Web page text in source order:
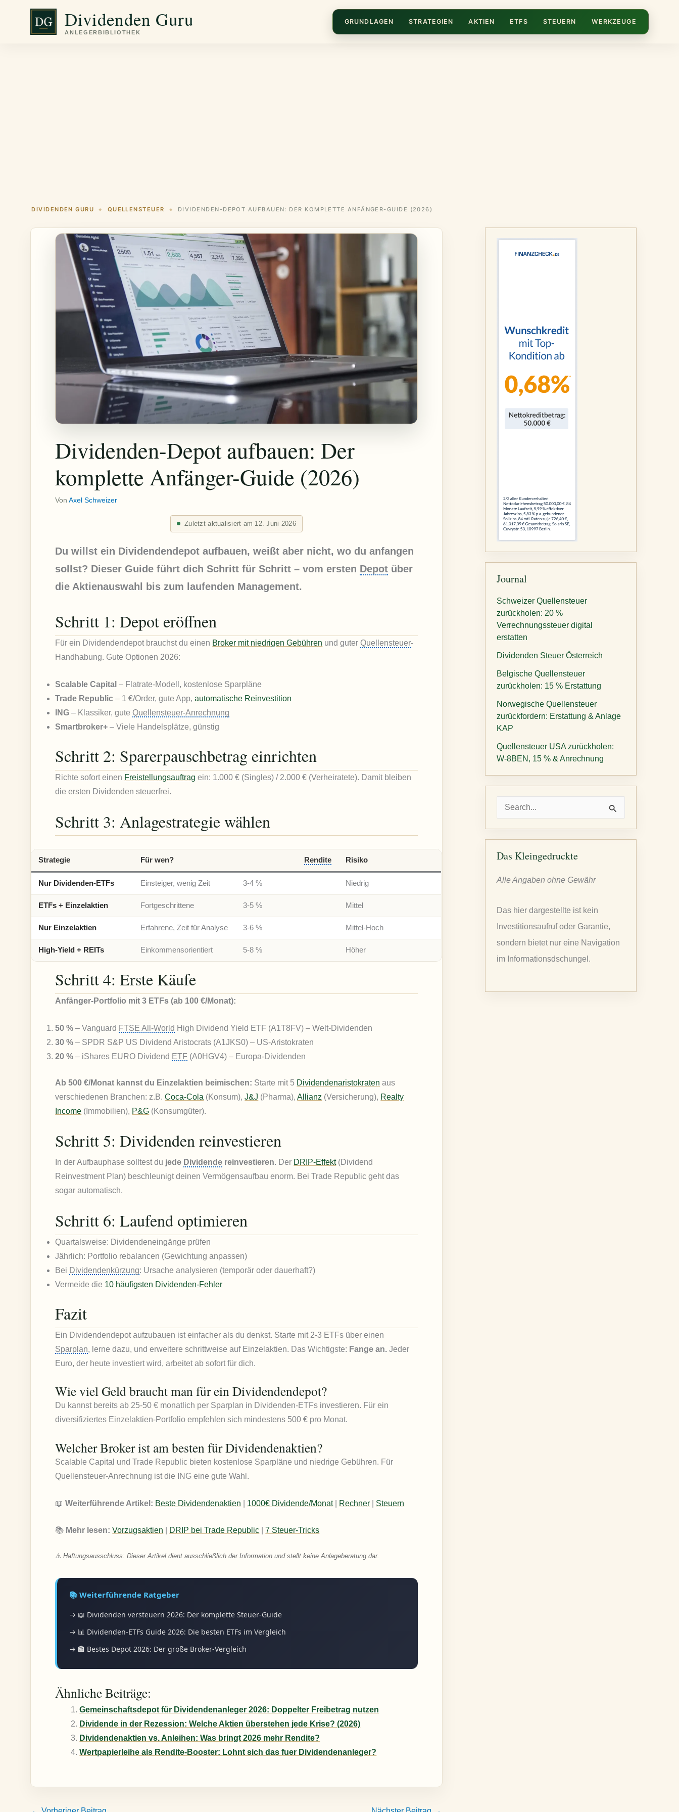
springen
Dividenden Guru GRUNDLAGEN STRATEGIEN AKTIEN ETFS STEUERN WERKZEUGE
DIVIDENDEN GURU ◆ QUELLENSTEUER ◆ DIVIDENDEN-DEPOT AUFBAUEN: DER KOMPLETTE ANFÄNGER-GUIDE (2026)
Dividenden-Depot aufbauen: Der
komplette Anfänger-Guide (2026)
VonAxel Schweizer
Zuletzt aktualisiert am 12. Juni 2026
Du willst ein Dividendendepot aufbauen, weißt aber nicht, wo du anfangen
sollst? Dieser Guide führt dich Schritt für Schritt – vom ersten Depot über
die Aktienauswahl bis zum laufenden Management.
Schritt 1: Depot eröffnen
Für ein Dividendendepot brauchst du einen Broker mit niedrigen Gebühren und guterQuellensteuer-
Handhabung. Gute Optionen 2026:
Scalable Capital – Flatrate-Modell, kostenlose Sparpläne
Trade Republic – 1 €/Order, gute App,automatische Reinvestition
ING – Klassiker, guteQuellensteuer-Anrechnung
Smartbroker+ – Viele Handelsplätze, günstig
Schritt 2: Sparerpauschbetrag einrichten
Richte sofort einen Freistellungsauftrag ein: 1.000 € (Singles) / 2.000 € (Verheiratete). Damit bleiben
die ersten Dividenden steuerfrei.
Schritt 3: Anlagestrategie wählen
Strategie Für wen? Rendite Risiko
Nur Dividenden-ETFs Einsteiger, wenig Zeit 3-4 % Niedrig
ETFs + Einzelaktien Fortgeschrittene 3-5 % Mittel
Nur Einzelaktien Erfahrene, Zeit für Analyse 3-6 % Mittel-Hoch
High-Yield + REITs Einkommensorientiert 5-8 % Höher
Schritt 4: Erste Käufe
Anfänger-Portfolio mit 3 ETFs (ab 100 €/Monat):
50 % – Vanguard FTSE All-World High Dividend Yield ETF (A1T8FV) – Welt-Dividenden
30 % – SPDR S&P US Dividend Aristocrats (A1JKS0) – US-Aristokraten
20 % – iShares EURO Dividend ETF (A0HGV4) – Europa-Dividenden
Ab 500 €/Monat kannst du Einzelaktien beimischen: Starte mit 5 Dividendenaristokraten aus
verschiedenen Branchen: z.B.Coca-Cola (Konsum),J&J (Pharma),Allianz (Versicherung), Realty
Income (Immobilien), P&G (Konsumgüter).
Schritt 5: Dividenden reinvestieren
In der Aufbauphase solltest du jede Dividende reinvestieren. Der DRIP-Effekt(Dividend
Reinvestment Plan) beschleunigt deinen Vermögensaufbau enorm. Bei Trade Republic geht das
sogar automatisch.
Schritt 6: Laufend optimieren
Quartalsweise: Dividendeneingänge prüfen
Jährlich: Portfolio rebalancen (Gewichtung anpassen)
Bei Dividendenkürzung: Ursache analysieren (temporär oder dauerhaft?)
Vermeide die 10 häufigsten Dividenden-Fehler
Fazit
Ein Dividendendepot aufzubauen ist einfacher als du denkst. Starte mit 2-3 ETFs über einen
Sparplan, lerne dazu, und erweitere schrittweise auf Einzelaktien. Das Wichtigste: Fange an. Jeder
Euro, der heute investiert wird, arbeitet ab sofort für dich.
Wie viel Geld braucht man für ein Dividendendepot?
Du kannst bereits ab 25-50 € monatlich per Sparplan in Dividenden-ETFs investieren. Für ein
diversifiziertes Einzelaktien-Portfolio empfehlen sich mindestens 500 € pro Monat.
Welcher Broker ist am besten für Dividendenaktien?
Scalable Capital und Trade Republic bieten kostenlose Sparpläne und niedrige Gebühren. Für
Quellensteuer-Anrechnung ist die ING eine gute Wahl.
📖Weiterführende Artikel: Beste Dividendenaktien 1000€ Dividende/Monat| Rechner Steuern
📚 Mehr lesen: Vorzugsaktien DRIP bei Trade Republic |7 Steuer-Tricks
⚠️Haftungsausschluss: Dieser Artikel dient ausschließlich der Information und stellt keine Anlageberatung dar.
📚 Weiterführende Ratgeber
→ 📖 Dividenden versteuern 2026: Der komplette Steuer-Guide
→ 📊 Dividenden-ETFs Guide 2026: Die besten ETFs im Vergleich
→ 🏦 Bestes Depot 2026: Der große Broker-Vergleich
Ähnliche Beiträge:
Gemeinschaftsdepot für Dividendenanleger 2026: Doppelter Freibetrag nutzen
Dividende in der Rezession: Welche Aktien überstehen jede Krise? (2026)
Dividendenaktien vs. Anleihen: Was bringt 2026 mehr Rendite?
Wertpapierleihe als Rendite-Booster: Lohnt sich das fuer Dividendenanleger?
Journal
Schweizer Quellensteuer
zurückholen: 20 %
Verrechnungssteuer digital
erstatten
Dividenden Steuer Österreich
Belgische Quellensteuer
zurückholen: 15 % Erstattung
Norwegische Quellensteuer
zurückfordern: Erstattung & Anlage
KAP
Quellensteuer USA zurückholen:
W-8BEN, 15 % & Anrechnung
h
n
Das Kleingedruckte
Alle Angaben ohne Gewähr
Das hier dargestellte ist kein
Investitionsaufruf oder Garantie,
sondern bietet nur eine Navigation
im Informationsdschungel.